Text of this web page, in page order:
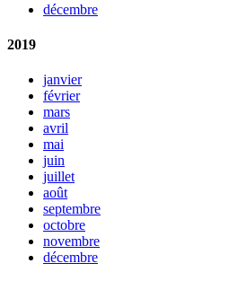
décembre
2019
janvier
février
mars
avril
mai
juin
juillet
août
septembre
octobre
novembre
décembre